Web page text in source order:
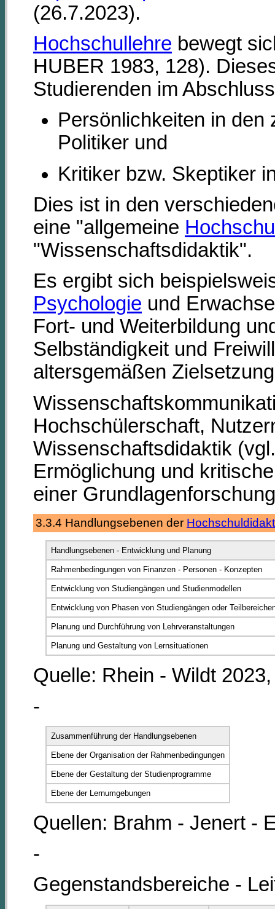
(26.7.2023).
Hochschullehre bewegt
HUBER 1983, 128).
Studierenden im
Persönlichkeiten in den
Politiker und
Kritiker bzw. Skeptiker
Dies ist in den
eine "allgemeine
"Wissenschaftsdidaktik".
Es ergibt sich
Psychologie und
Fort- und Weiterbildung
Selbständigkeit und
altersgemäßen
Hochschülerschaft,
Wissenschaftsdidaktik
Ermöglichung und
einer
3.3.4 Handlungsebenen der
Handlungsebenen - Entwicklung und Planung
Rahmenbedingungen von Finanzen - Personen - Konzepten
Entwicklung von Studiengängen und Studienmodellen
Entwicklung von Phasen von Studiengängen oder
Planung und Durchführung von Lehrveranstaltungen
Planung und Gestaltung von Lernsituationen
Quelle: Rhein - Wildt
-
Zusammenführung der Handlungsebenen
Ebene der Organisation der Rahmenbedingungen
Ebene der Gestaltung der Studienprogramme
Ebene der Lernumgebungen
Quellen: Brahm - Jenert -
-
Gegenstandsbereiche -